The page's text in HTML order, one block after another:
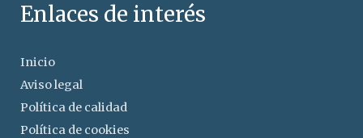
Enlaces de interés
Inicio
Aviso legal
Política de calidad
Política de cookies